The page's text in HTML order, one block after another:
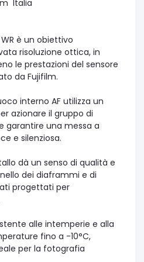
Italia
è un obiettivo
risoluzione ottica, in
le prestazioni del sensore
da Fujifilm.
interno AF utilizza un
azionare il gruppo di
garantire una messa a
e silenziosa.
dà un senso di qualità e
dei diaframmi e di
progettati per
alle intemperie e alla
fino a -10°C,
per la fotografia